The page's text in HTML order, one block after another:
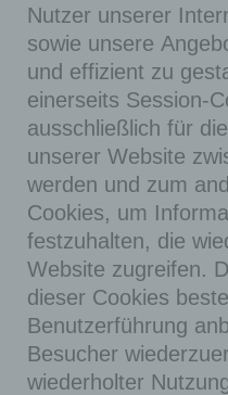
Nutzer unserer
sowie unsere
und effizient zu
einerseits Session-
ausschließlich für
unserer Website
werden und zum
Cookies, um
festzuhalten, die
Website zugreifen.
dieser Cookies
Benutzerführung
Besucher
wiederholter